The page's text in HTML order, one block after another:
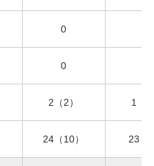
0
0
2（2） 1（
24（10） 23（